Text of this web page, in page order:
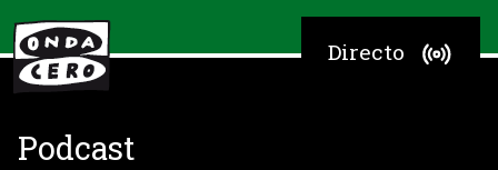
Directo
Podcast